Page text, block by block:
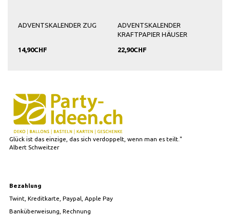
ADVENTSKALENDER ZUG
14,90CHF
ADVENTSKALENDER
KRAFTPAPIER HÄUSER
22,90CHF
Glück ist das einzige, das sich verdoppelt, wenn man es teilt."
Albert Schweitzer
Bezahlung
Twint, Kreditkarte, Paypal, Apple Pay
Banküberweisung, Rechnung